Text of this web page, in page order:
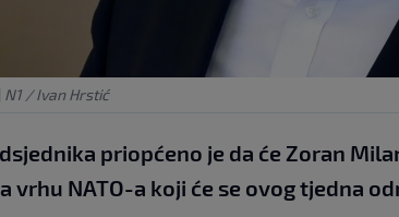
N1 / Ivan Hrstić
priopćeno je da će Zoran
vrhu NATO-a koji će se ovog tjedna